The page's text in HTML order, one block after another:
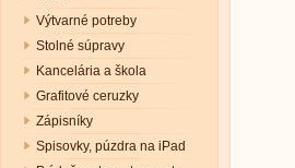
Výtvarné potreby
Stolné súpravy
Kancelária a škola
Grafitové ceruzky
Zápisníky
Spisovky, púzdra na iPad